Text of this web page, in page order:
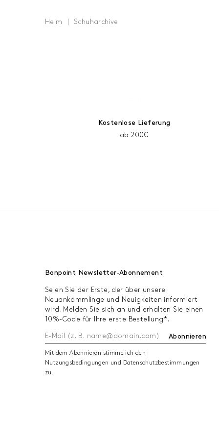
Heim Schuharchive
Kostenlose Lieferung
ab 200€
Bonpoint Newsletter-Abonnement
Seien Sie der Erste, der über unsere
Neuankömmlinge und Neuigkeiten informiert
wird. Melden Sie sich an und erhalten Sie einen
10%-Code für Ihre erste Bestellung*.
Abonnieren
Mit dem Abonnieren stimme ich den
Nutzungsbedingungen und Datenschutzbestimmungen
zu.